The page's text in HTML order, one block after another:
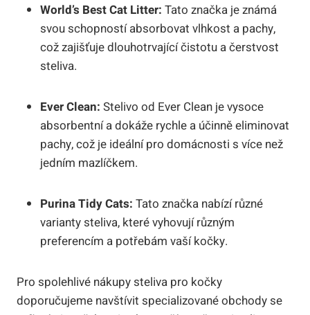
World’s Best Cat Litter: Tato značka je známá
svou schopností absorbovat vlhkost a pachy,
což zajišťuje dlouhotrvající čistotu a čerstvost
steliva.
Ever Clean: Stelivo od Ever Clean je vysoce
absorbentní a dokáže rychle a účinně eliminovat
pachy, což je ideální pro domácnosti s více než
jedním mazlíčkem.
Purina Tidy Cats: Tato značka nabízí různé
varianty steliva, které vyhovují různým
preferencím a potřebám vaší kočky.
Pro spolehlivé nákupy steliva pro kočky
doporučujeme navštívit specializované obchody se